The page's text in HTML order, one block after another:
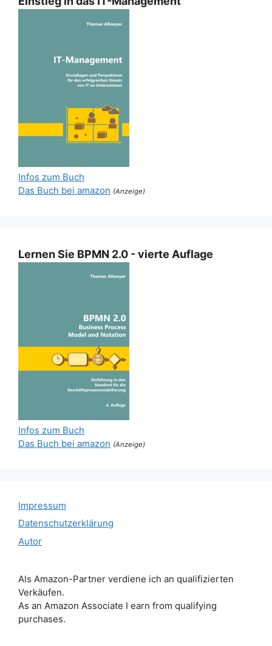
Infos zum Buch
Das Buch bei amazon (Anzeige)
Lernen Sie BPMN 2.0 - vierte Auflage
Infos zum Buch
Das Buch bei amazon (Anzeige)
Impressum
Datenschutzerklärung
Autor
Als Amazon-Partner verdiene ich an qualifizierten
Verkäufen.
As an Amazon Associate I earn from qualifying
purchases.